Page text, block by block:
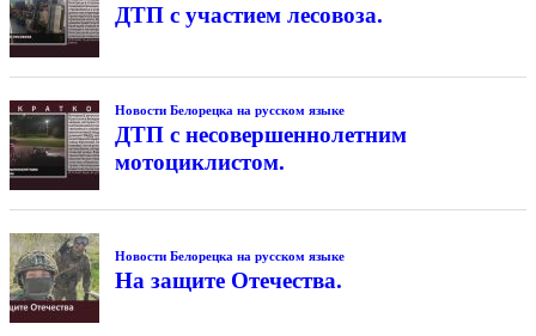
ДТП с участием лесовоза.
Новости Белорецка на русском языке
ДТП с несовершеннолетним
мотоциклистом.
Новости Белорецка на русском языке
На защите Отечества.